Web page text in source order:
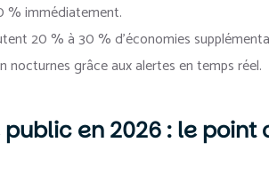
% immédiatement.
20 % à 30 % d’économies
nocturnes grâce aux alertes en temps réel.
en 2026 : le